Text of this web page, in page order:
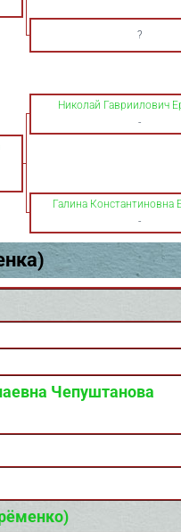
?
Николай Гавриилович
-
Галина Константиновна
-
Чепуштанова